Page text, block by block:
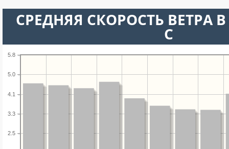
СРЕДНЯЯ СКОРОСТЬ ВЕТРА
С
2.5
3.3
4.1
5.0
5.8